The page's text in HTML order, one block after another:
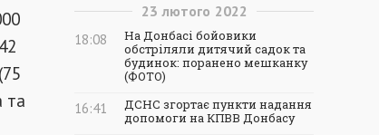
та
23 лютого 2022
18:08
На Донбасі бойовики
обстріляли дитячий садок та
будинок: поранено мешканку
(ФОТО)
16:41
ДСНС згортає пункти надання
допомоги на КПВВ Донбасу